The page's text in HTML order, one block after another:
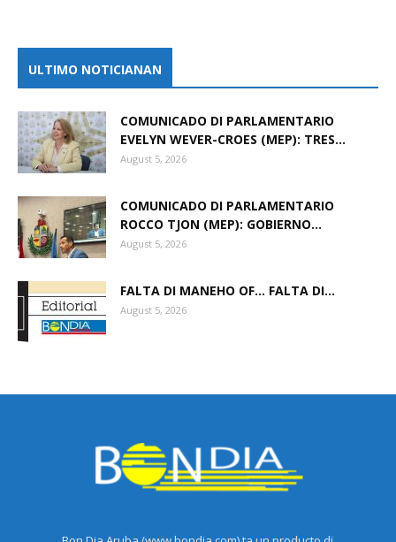
ULTIMO NOTICIANAN
COMUNICADO DI PARLAMENTARIO
EVELYN WEVER-CROES (MEP): TRES...
August 5, 2026
COMUNICADO DI PARLAMENTARIO
ROCCO TJON (MEP): GOBIERNO...
August 5, 2026
FALTA DI MANEHO OF… FALTA DI...
August 5, 2026